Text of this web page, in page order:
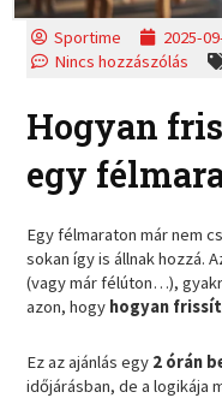
Sportime 2025-
Nincs hozzászólás
Hogyan
egy
Egy félmaraton már nem
sokan így is állnak hozzá.
(vagy már félúton…),
azon, hogy hogyan
Ez az ajánlás egy 2 órán
időjárásban, de a logikája